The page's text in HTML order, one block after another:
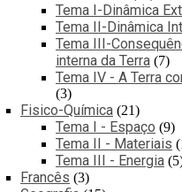
Tema I-Dinâmica
Tema II-Dinâmica
Tema III-
interna da Terra 7
Tema IV - A Terra
3
Fisico-Química 21
Tema I - Espaço 9
Tema II - Materiais
Tema III - Energia 5
Francês 3